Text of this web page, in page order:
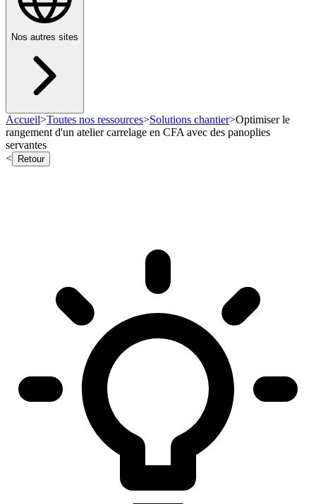
Nos autres sites
Accueil>Toutes nos ressources>Solutions chantier>Optimiser le
rangement d'un atelier carrelage en CFA avec des panoplies
servantes
<
Retour